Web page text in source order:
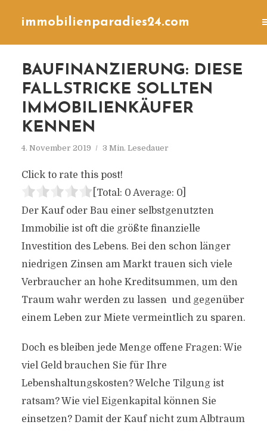
immobilienparadies24.com
BAUFINANZIERUNG: DIESE
FALLSTRICKE SOLLTEN
IMMOBILIENKÄUFER
KENNEN
4. November 2019 3 Min. Lesedauer
Click to rate this post!
[Total: 0 Average: 0]
Der Kauf oder Bau einer selbstgenutzten
Immobilie ist oft die größte finanzielle
Investition des Lebens. Bei den schon länger
niedrigen Zinsen am Markt trauen sich viele
Verbraucher an hohe Kreditsummen, um den
Traum wahr werden zu lassen  und gegenüber
einem Leben zur Miete vermeintlich zu sparen.
Doch es bleiben jede Menge offene Fragen: Wie
viel Geld brauchen Sie für Ihre
Lebenshaltungskosten? Welche Tilgung ist
ratsam? Wie viel Eigenkapital können Sie
einsetzen? Damit der Kauf nicht zum Albtraum